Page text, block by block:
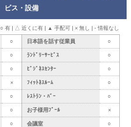
ビス・設備
○ 有 | △ 近くに有 | ▲ 手配可 | × 無し | - 情報なし
○ 日本語を話す従業員 ○
○ ﾗﾝﾄﾞﾘｰｻｰﾋﾞｽ ○
○ ﾋﾞｼﾞﾈｽｾﾝﾀｰ ○
× ﾌｨｯﾄﾈｽﾙｰﾑ ○
○ ﾚｽﾄﾗﾝ・ﾊﾞｰ ○
○ お子様用ﾌﾟｰﾙ ×
○ 会議室 ○